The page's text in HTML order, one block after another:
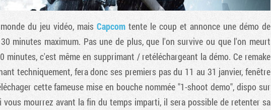
du jeu vidéo, mais Capcom tente le coup et annonce une démo de
minutes maximum. Pas une de plus, que l'on survive ou que l'on meurt
minutes, c'est même en supprimant / retéléchargeant la démo. Ce remake
techniquement, fera donc ses premiers pas du 11 au 31 janvier, fenêtre
cette fameuse mise en bouche nommée "1-shoot demo", dispo sur
vous mourrez avant la fin du temps imparti, il sera possible de retenter sa